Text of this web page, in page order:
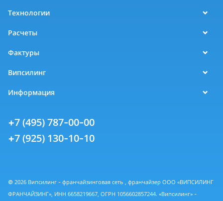
Технологии
Расчеты
Фактуры
Випсилинг
Информация
+7 (495) 787-00-00
+7 (925) 130-10-10
© 2026 Випсилинг - франчайзинговая сеть , франчайзер ООО «ВИПСИЛИНГ
ФРАНЧАЙЗИНГ», ИНН 6658219667, ОГРН 1056602857244. «Випсилинг» -